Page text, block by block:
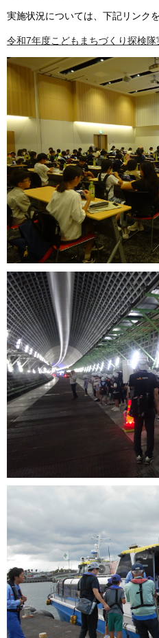
実施状況については、下記リンク
令和7年度こどもまちづくり探検隊